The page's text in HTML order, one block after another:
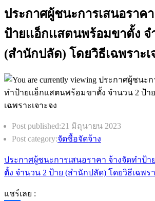
ประกาศผู้ชนะการเสนอราค
ป้ายเเอ็กเเสตนพร้อมขาตั้ง
(สำนักปลัด) โดยวิธีเฉพราะเ
Post published:21 มิถุนายน 2023
Post category:จัดซื้อจัดจ้าง
ประกาศผู้ชนะการเสนอราคา จ้างจัดทำป้า
ตั้ง จำนวน 2 ป้าย (สำนักปลัด) โดยวิธีเฉพรา
แชร์เลย :